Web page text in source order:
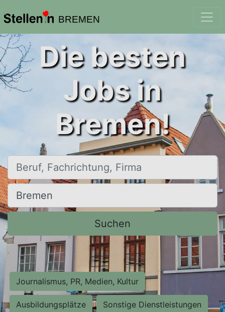
BREMEN
Die besten
Jobs in
Bremen!
Beruf, Fachrichtung, Firma
Ort, Stadt
Suchen
Journalismus, PR, Medien, Kultur
Ausbildungsplätze Sonstige Dienstleistungen